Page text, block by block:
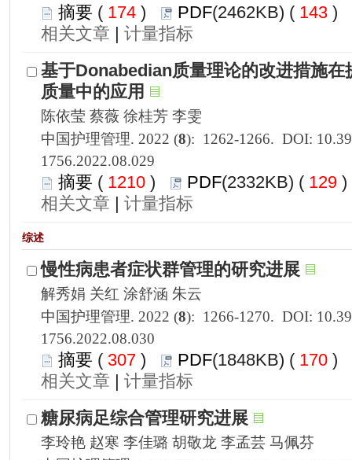
174 ) 143 )
|
1756.2022.08.029
1210 ) 129
|
1756.2022.08.030
307 ) 170 )
|